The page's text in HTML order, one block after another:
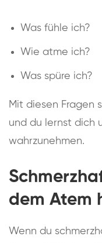
Was fühle ich?
Wie atme ich?
Was spüre ich?
Mit diesen Fragen
und du lernst dich
wahrzunehmen.
dem Atem
Wenn du